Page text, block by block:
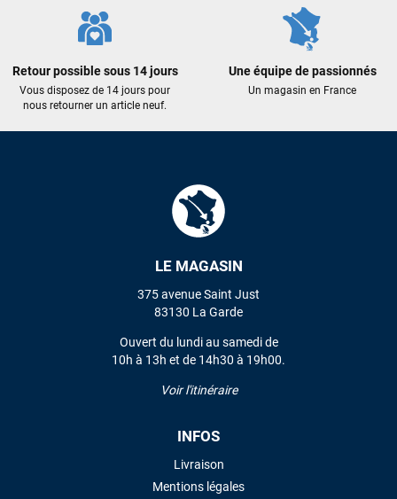
Retour possible sous 14 jours
Vous disposez de 14 jours pour
nous retourner un article neuf.
Une équipe de passionnés
Un magasin en France
LE MAGASIN
375 avenue Saint Just
83130 La Garde
Ouvert du lundi au samedi de
10h à 13h et de 14h30 à 19h00.
Voir l'itinéraire
INFOS
Livraison
Mentions légales